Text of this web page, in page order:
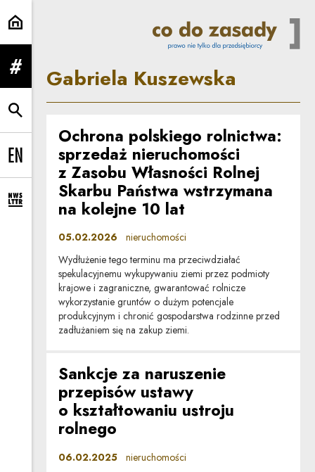
Gabriela Kuszewska | Co do
rozwiń menu
rozwiń wyszukiwarkę
Change language to EN
rozwiń formularz zapisu na newsletter
Gabriela Kuszewska
Ochrona polskiego rolnictwa:
sprzedaż nieruchomości
z Zasobu Własności Rolnej
Skarbu Państwa wstrzymana
na kolejne 10 lat
05.02.2026 nieruchomości
Wydłużenie tego terminu ma przeciwdziałać
spekulacyjnemu wykupywaniu ziemi przez podmioty
krajowe i zagraniczne, gwarantować rolnicze
wykorzystanie gruntów o dużym potencjale
produkcyjnym i chronić gospodarstwa rodzinne przed
zadłużaniem się na zakup ziemi.
Sankcje za naruszenie
przepisów ustawy
o kształtowaniu ustroju
rolnego
06.02.2025 nieruchomości